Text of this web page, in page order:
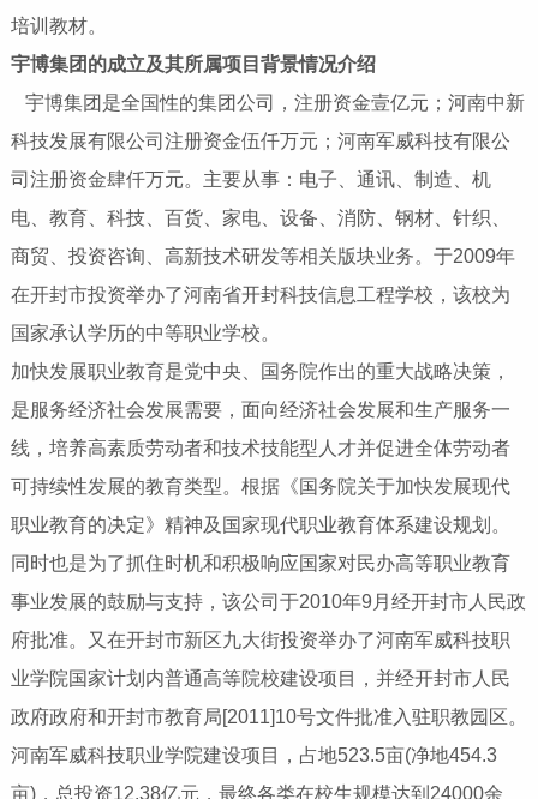
培训教材。
宇博集团的成立及其所属项目 背景情况介绍
宇博集团是全国性的集团公司，注册资金壹亿元；河南中新
科技发展有限公司注册资金伍仟万元；河南军威科技有限公
司注册资金肆仟万元。主要从事：电子、通讯、制造、机
电、教育、科技、百货、家电、设备、消防、钢材、针织、
商贸、投资咨询、高新技术研发等相关版块业务。于2009年
在开封市投资举办了河南省开封科技信息工程学校，该校为
国家承认学历的中等职业学校。
加快发展职业教育是党中央、国务院作出的重大战略决策，
是服务经济社会发展需要，面向经济社会发展和生产服务一
线，培养高素质劳动者和技术技能型人才并促进全体劳动者
可持续性发展的教育类型。根据《国务院关于加快发展现代
职业教育的决定》精神及国家现代职业教育体系建设规划。
同时也是为了抓住时机和积极响应国家对民办高等职业教育
事业发展的鼓励与支持，该公司于2010年9月经开封市人民政
府批准。又在开封市新区九大街投资举办了河南军威科技职
业学院国家计划内普通高等院校建设项目，并经开封市人民
政府政府和开封市教育局[2011]10号文件批准入驻职教园区。
河南军威科技职业学院建设项目，占地523.5亩(净地454.3
亩)，总投资12.38亿元，最终各类在校生规模达到24000余